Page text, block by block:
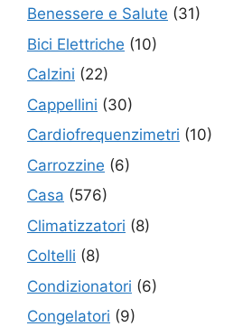
Benessere e Salute (31)
Bici Elettriche (10)
Calzini (22)
Cappellini (30)
Cardiofrequenzimetri (10)
Carrozzine (6)
Casa (576)
Climatizzatori (8)
Coltelli (8)
Condizionatori (6)
Congelatori (9)